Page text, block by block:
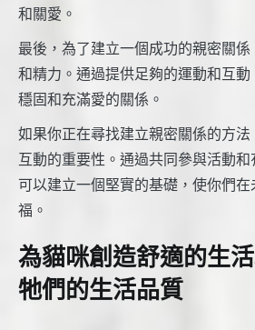
和關愛。
最後，為了建立一個成功的親密關
和精力。通過提供足夠的運動和互
穩固和充滿愛的關係。
如果你正在尋找建立親密關係的方
互動的重要性。通過共同參與活動
可以建立一個堅實的基礎，使你們
福。
為貓咪創造舒適的生
牠們的生活品質